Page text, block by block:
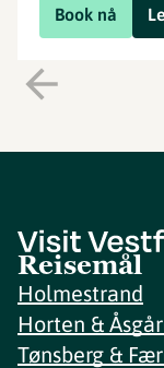
Book nå
Reisemål
Holmestrand
Horten &
Tønsberg &